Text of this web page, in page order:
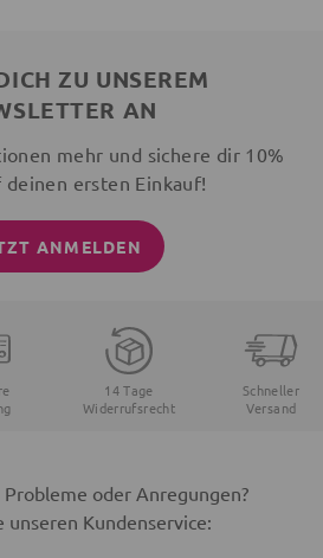
ZU UNSEREM
AN
mehr und sichere dir 10%
deinen ersten Einkauf!
ANMELDEN
14 Tage
Widerrufsrecht
Schneller
Versand
Probleme oder Anregungen?
unseren Kundenservice: